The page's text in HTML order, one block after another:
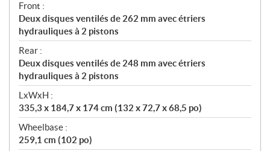
Front :
Deux disques ventilés de 262 mm avec étriers
hydrauliques à 2 pistons
Rear :
Deux disques ventilés de 248 mm avec étriers
hydrauliques à 2 pistons
LxWxH :
335,3 x 184,7 x 174 cm (132 x 72,7 x 68,5 po)
Wheelbase :
259,1 cm (102 po)